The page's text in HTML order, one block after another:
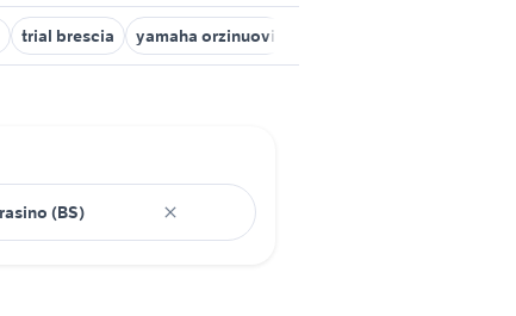
trial brescia yamaha orzinuovi